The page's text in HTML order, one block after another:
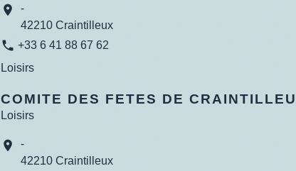
location_on
-
42210 Craintilleux
phone +33 6 41 88 67 62
Loisirs
COMITE DES FETES DE
Loisirs
location_on
-
42210 Craintilleux